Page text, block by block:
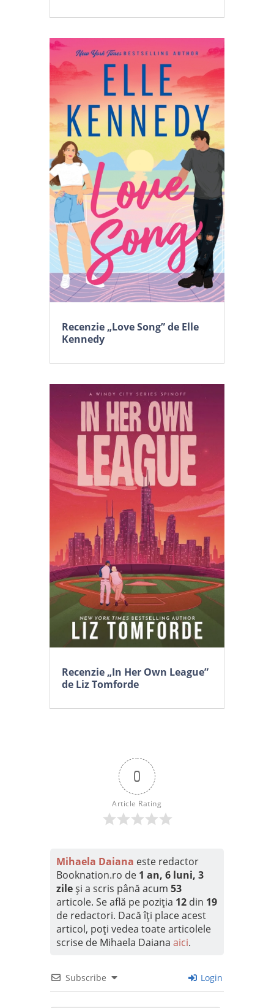
Recenzie „Love Song” de Elle
Kennedy
Recenzie „In Her Own League”
de Liz Tomforde
0
Article Rating
Mihaela Daiana este redactor
Booknation.ro de 1 an, 6 luni, 3
zileși a scris până acum 53
articole. Se află pe poziția 12din 19
de redactori. Dacă îți place acest
articol, poți vedea toate articolele
scrise de Mihaela Daiana aici.
Subscribe Login